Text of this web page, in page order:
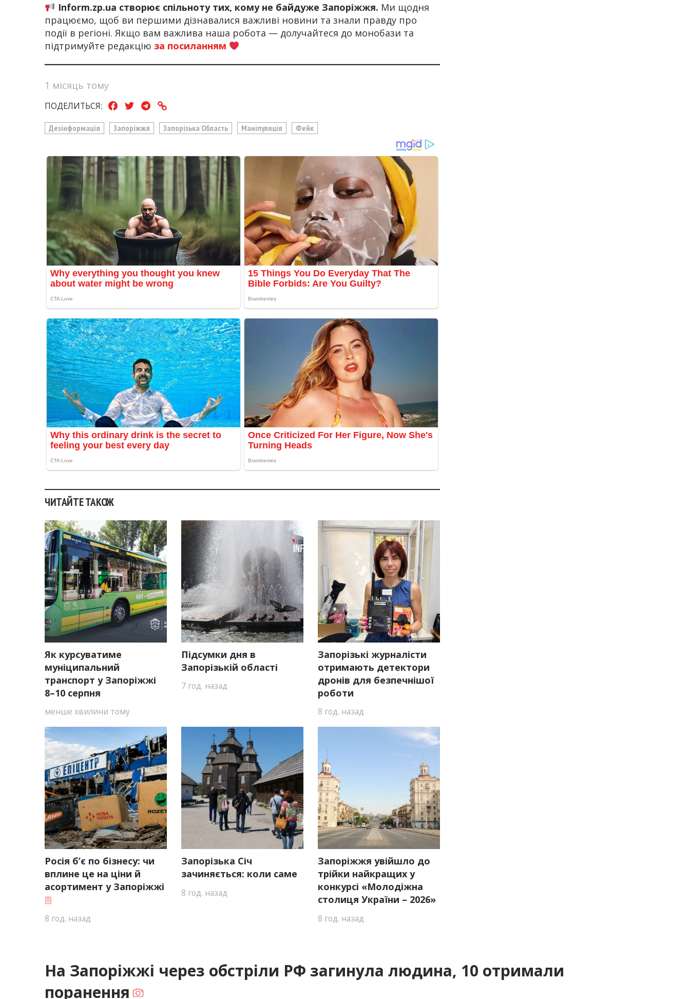
Inform.zp.ua створює спільноту тих, кому не байдуже Запоріжжя. Ми щодня
працюємо, щоб ви першими дізнавалися важливі новини та знали правду про
події в регіоні. Якщо вам важлива наша робота — долучайтеся до монобази та
підтримуйте редакцію за посиланням
1 місяць тому
ПОДЕЛИТЬСЯ:
Дезінформація Запоріжжя Запорізька Область Маніпуляція Фейк
ЧИТАЙТЕ ТАКОЖ
Як курсуватиме
муніципальний
транспорт у Запоріжжі
8–10 серпня
менше хвилини тому
Підсумки дня в
Запорізькій області
7 год. назад
Запорізькі журналісти
отримають детектори
дронів для безпечнішої
роботи
8 год. назад
Росія б’є по бізнесу: чи
вплине це на ціни й
асортимент у Запоріжжі
8 год. назад
Запорізька Січ
зачиняється: коли саме
8 год. назад
Запоріжжя увійшло до
трійки найкращих у
конкурсі «Молодіжна
столиця України – 2026»
8 год. назад
На Запоріжжі через обстріли РФ загинула людина, 10 отримали
поранення